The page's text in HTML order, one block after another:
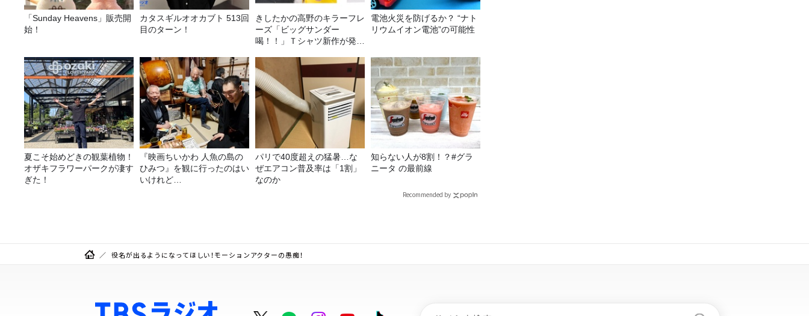
「Sunday Heavens」販売開
始！
カタスギルオオカブト 513回
目のターン！
きしたかの高野のキラーフレ
ーズ「ビッグサンダー
喝！！」Ｔシャツ新作が発売
電池火災を防げるか？ “ナト
リウムイオン電池”の可能性
夏こそ始めどきの観葉植物！
オザキフラワーパークが凄す
ぎた！
『映画ちいかわ 人魚の島の
ひみつ』を観に行ったのはい
いけれど…
パリで40度超えの猛暑…な
ぜエアコン普及率は「1割」
なのか
知らない人が8割！？#グラ
ニータ の最前線
Recommended by
役名が出るようになってほしい！モーションアクターの愚痴！